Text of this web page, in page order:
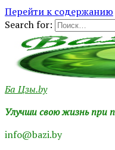
Перейти к содержанию
Search for:
Ба Цзы.by
Улучши свою жизнь при
info@bazi.by